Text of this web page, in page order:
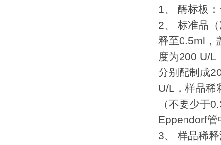
1、 酶标板
2、 标准品
释至0.5ml，
度为200 U/L
分别配制成
U/L，样品稀
（不要少于
Eppendorf管
3、 样品稀